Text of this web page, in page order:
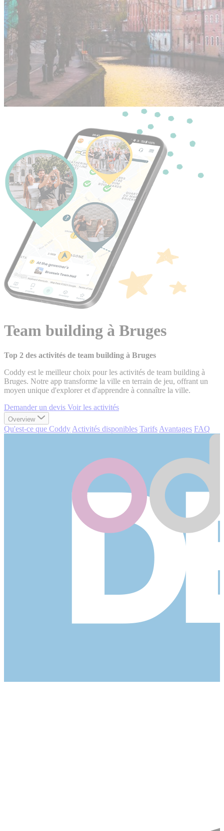
Team building à Bruges
Top 2 des activités de team building à Bruges
Coddy est le meilleur choix pour les activités de team building à
Bruges. Notre app transforme la ville en terrain de jeu, offrant un
moyen unique d'explorer et d'apprendre à connaître la ville.
Demander un devis Voir les activités
Overview
Qu'est-ce que Coddy Activités disponibles Tarifs Avantages FAQ